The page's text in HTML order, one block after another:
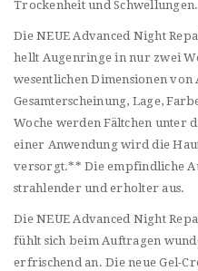
Trockenheit und Schwellungen.
Die NEUE Advanced Night
hellt Augenringe in nur zwei
wesentlichen Dimensionen
Gesamterscheinung, Lage,
Woche werden Fältchen unter
einer Anwendung wird die
versorgt.** Die empfindliche
strahlender und erholter aus.
Die NEUE Advanced Night
fühlt sich beim Auftragen
erfrischend an. Die neue Gel-